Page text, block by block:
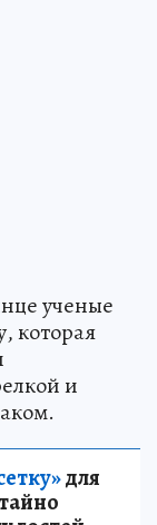
ученые
которая
и
для